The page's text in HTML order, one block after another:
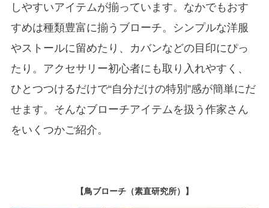
しやすいアイテムが揃っています。なかでもおす
すめは種類豊富に揃うブローチ。シンプルな洋服
やストールに留めたり、カバンなどの目印にぴっ
たり。アクセサリー初心者にも取り入れやすく、
ひとつつけるだけで“自分だけの特別”感が簡単にだ
せます。そんなブローチアイテムを扱う作家さん
をいくつかご紹介。
【鳥ブローチ（素直研究所）】